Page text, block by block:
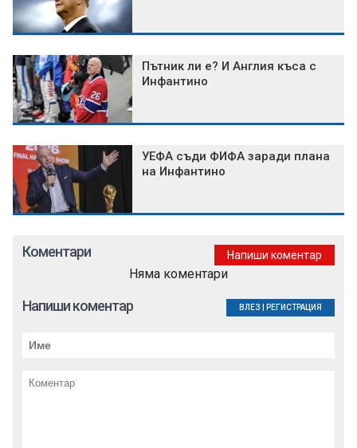
Пътник ли е? И Англия къса с
Инфантино
УЕФА съди ФИФА заради плана
на Инфантино
Коментари Напиши коментар
Няма коментари
Напиши коментар ВЛЕЗ РЕГИСТРАЦИЯ